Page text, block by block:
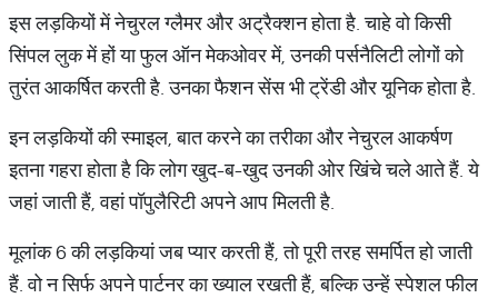
इस लड़कियों में नेचुरल ग्लैमर और अट्रैक्शन होता है. चाहे वो किसी
सिंपल लुक में हों या फुल ऑन मेकओवर में, उनकी पर्सनैलिटी लोगों को
तुरंत आकर्षित करती है. उनका फैशन सेंस भी ट्रेंडी और यूनिक होता है.
इन लड़कियों की स्माइल, बात करने का तरीका और नेचुरल आकर्षण
इतना गहरा होता है कि लोग खुद-ब-खुद उनकी ओर खिंचे चले आते हैं. ये
जहां जाती हैं, वहां पॉपुलैरिटी अपने आप मिलती है.
मूलांक 6 की लड़कियां जब प्यार करती हैं, तो पूरी तरह समर्पित हो जाती
हैं. वो न सिर्फ अपने पार्टनर का ख्याल रखती हैं, बल्कि उन्हें स्पेशल फील